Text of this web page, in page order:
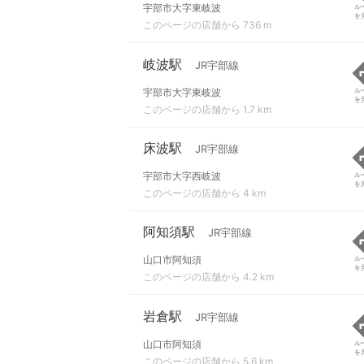
宇部市大字東岐波
このページの店舗から 736 m
ル
を
岐波駅 JR宇部線
宇部市大字東岐波
このページの店舗から 1.7 km
ル
を
床波駅 JR宇部線
宇部市大字西岐波
このページの店舗から 4 km
ル
を
阿知須駅 JR宇部線
山口市阿知須
このページの店舗から 4.2 km
ル
を
岩倉駅 JR宇部線
山口市阿知須
このページの店舗から 5.6 km
ル
を